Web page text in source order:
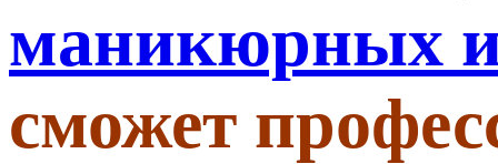
маникюрных
сможет